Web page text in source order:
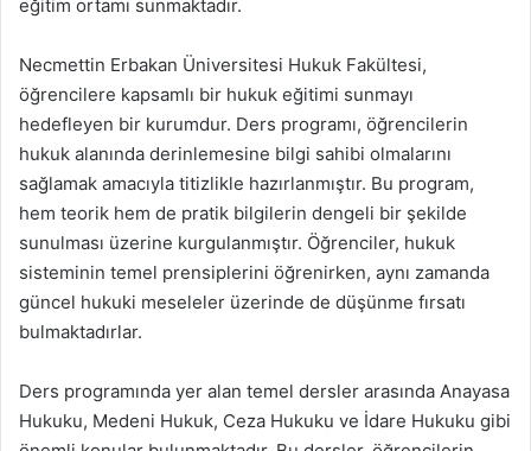
eğitim ortamı sunmaktadır.
Necmettin Erbakan Üniversitesi Hukuk Fakültesi,
öğrencilere kapsamlı bir hukuk eğitimi sunmayı
hedefleyen bir kurumdur. Ders programı, öğrencilerin
hukuk alanında derinlemesine bilgi sahibi olmalarını
sağlamak amacıyla titizlikle hazırlanmıştır. Bu program,
hem teorik hem de pratik bilgilerin dengeli bir şekilde
sunulması üzerine kurgulanmıştır. Öğrenciler, hukuk
sisteminin temel prensiplerini öğrenirken, aynı zamanda
güncel hukuki meseleler üzerinde de düşünme fırsatı
bulmaktadırlar.
Ders programında yer alan temel dersler arasında Anayasa
Hukuku, Medeni Hukuk, Ceza Hukuku ve İdare Hukuku gibi